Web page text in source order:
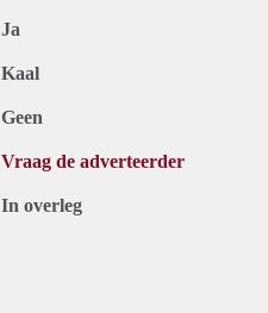
Ja
Kaal
Geen
Vraag de adverteerder
In overleg